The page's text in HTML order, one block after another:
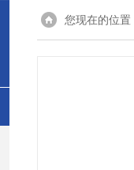
您现在的位置